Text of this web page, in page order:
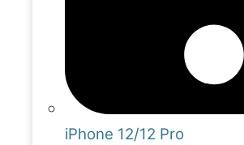
iPhone 12/12 Pro